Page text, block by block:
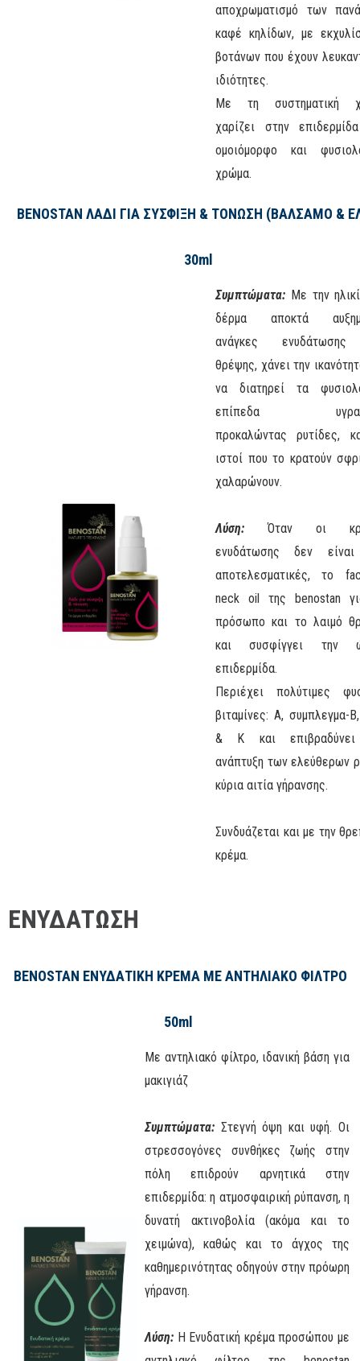
αποχρωματισμό των
καφέ κηλίδων, με
βοτάνων που έχουν
ιδιότητες.
Με τη συστηματική
χαρίζει στην
ομοιόμορφο και
χρώμα.
BENOSTAN ΛΑΔΙ ΓΙΑ ΣΥΣΦΙΞΗ & ΤΟΝΩΣΗ (ΒΑΛΣΑΜΟ &
30ml
Συμπτώματα: Με την
δέρμα αποκτά
ανάγκες
θρέψης, χάνει την
να διατηρεί τα
επίπεδα
προκαλώντας ρυτίδες,
ιστοί που το κρατούν
χαλαρώνουν.
Λύση: Όταν οι
ενυδάτωσης δεν
αποτελεσματικές, το
neck oil της benostan
πρόσωπο και το λαιμό
και συσφίγγει την
επιδερμίδα.
Περιέχει πολύτιμες
βιταμίνες: Α, συμπλεγμα-
& K και
ανάπτυξη των ελεύθερων
κύρια αιτία γήρανσης.
Συνδυάζεται και με την
κρέμα.
ΕΝΥΔΑΤΩΣΗ
BENOSTAN ΕΝΥΔΑΤΙΚΗ ΚΡΕΜΑ ΜΕ ΑΝΤΗΛΙΑΚΟ ΦΙΛΤΡΟ
50ml
Με αντηλιακό φίλτρο, ιδανική βάση για
μακιγιάζ
Συμπτώματα: Στεγνή όψη και υφή. Οι
στρεσσογόνες συνθήκες ζωής στην
πόλη επιδρούν αρνητικά στην
επιδερμίδα: η ατμοσφαιρική ρύπανση, η
δυνατή ακτινοβολία (ακόμα και το
χειμώνα), καθώς και το άγχος της
καθημερινότητας οδηγούν στην πρόωρη
γήρανση.
Λύση: Η Ενυδατική κρέμα προσώπου με